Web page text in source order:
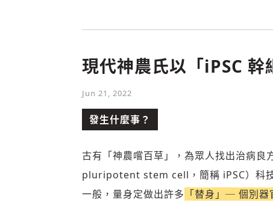
現代神農氏以「iPSC 幹
Jun 21, 2022
發生什麼事？
古有「神農嚐百草」，為眾人找出治病
pluripotent stem cell，簡稱 iPSC）科技
一般，量身定做出許多 「替身」─ 個別